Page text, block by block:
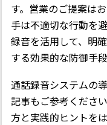
す。営業のご提案は
手は不適切な行動を
録音を活用して、明
する効果的な防御手
通話録音システムの
記事もご参考くださ
方と実践的ヒントを